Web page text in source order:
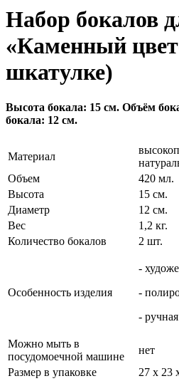
Набор бокалов
«Каменный
шкатулке)
Высота бокала: 15 см. Объём
бокала: 12 см.
Материал
Объем
420 мл.
Высота
15 см.
Диаметр
12 см.
Вес
1,2 кг.
Количество бокалов
2 шт.
Особенность изделия
-
-
-
Можно мыть в
посудомоечной машине
нет
Размер в упаковке
27 х 23